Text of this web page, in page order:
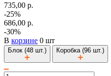
735,00 р.
-25%
686,00 р.
-30%
В корзине 0 шт
Блок (48 шт.) Коробка (96 шт.)